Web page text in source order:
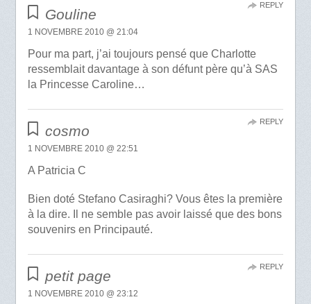
Gouline
1 NOVEMBRE 2010 @ 21:04
Pour ma part, j’ai toujours pensé que Charlotte
ressemblait davantage à son défunt père qu’à SAS
la Princesse Caroline…
REPLY
cosmo
1 NOVEMBRE 2010 @ 22:51
A Patricia C
Bien doté Stefano Casiraghi? Vous êtes la première
à la dire. Il ne semble pas avoir laissé que des bons
souvenirs en Principauté.
REPLY
petit page
1 NOVEMBRE 2010 @ 23:12
REPLY